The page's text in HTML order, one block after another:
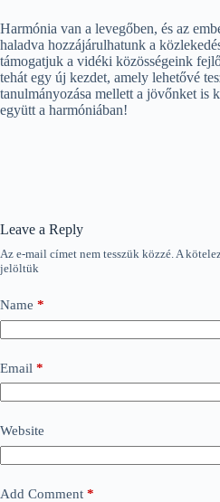
Harmónia van a levegőben, és az
haladva hozzájárulhatunk a
támogatjuk a vidéki közösségeink
tehát egy új kezdet, amely lehetővé
tanulmányozása mellett a jövőnket is
együtt a harmóniában!
Leave a Reply
Az e-mail címet nem tesszük közzé.A
jelöltük
Name *
Email *
Website
Add Comment *